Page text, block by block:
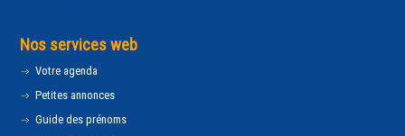
Nos services web
Votre agenda
Petites annonces
Guide des prénoms